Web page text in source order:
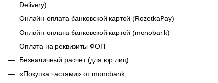
Delivery)
Онлайн-оплата банковской картой (RozetkaPay)
Онлайн-оплата банковской картой (monobank)
Оплата на реквизиты ФОП
Безналичный расчет (для юр.лиц)
«Покупка частями» от monobank